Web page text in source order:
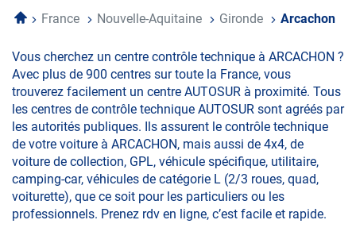
AccueilFrance Nouvelle-Aquitaine Gironde Arcachon
Vous cherchez un centre contrôle technique à ARCACHON ?
Avec plus de 900 centres sur toute la France, vous
trouverez facilement un centre AUTOSUR à proximité. Tous
les centres de contrôle technique AUTOSUR sont agréés par
les autorités publiques. Ils assurent le contrôle technique
de votre voiture à ARCACHON, mais aussi de 4x4, de
voiture de collection, GPL, véhicule spécifique, utilitaire,
camping-car, véhicules de catégorie L (2/3 roues, quad,
voiturette), que ce soit pour les particuliers ou les
professionnels. Prenez rdv en ligne, c’est facile et rapide.